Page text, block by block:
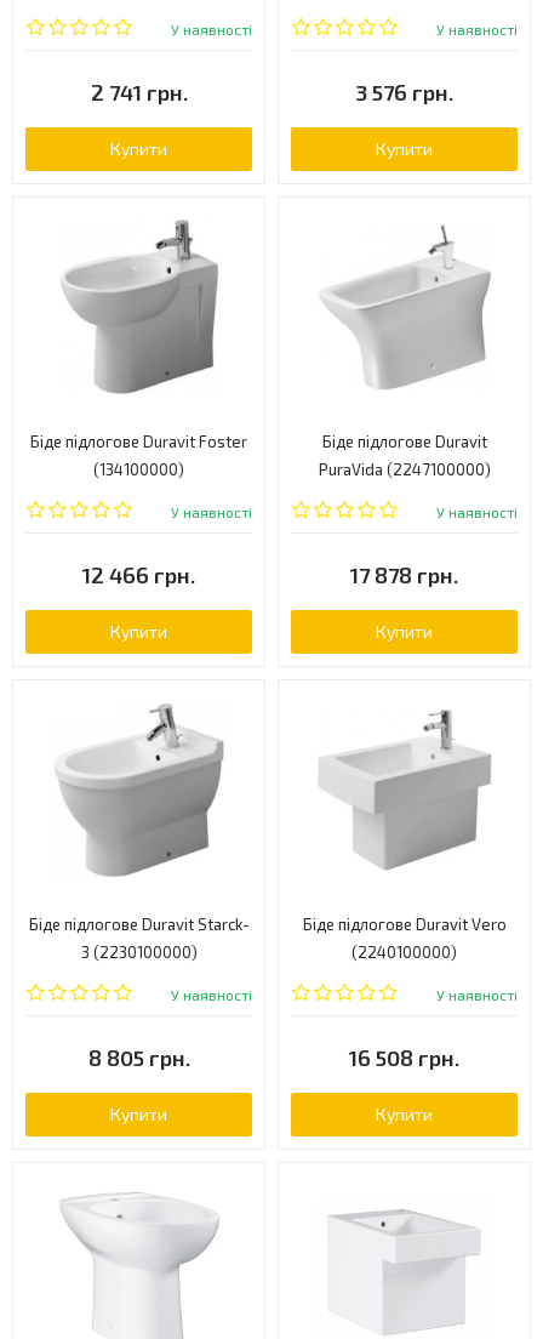
У наявності
2 741 грн.
Купити
У наявності
3 576 грн.
Купити
Біде підлогове Duravit Foster
(134100000)
У наявності
12 466 грн.
Купити
Біде підлогове Duravit
PuraVida (2247100000)
У наявності
17 878 грн.
Купити
Біде підлогове Duravit Starck-
3 (2230100000)
У наявності
8 805 грн.
Купити
Біде підлогове Duravit Vero
(2240100000)
У наявності
16 508 грн.
Купити